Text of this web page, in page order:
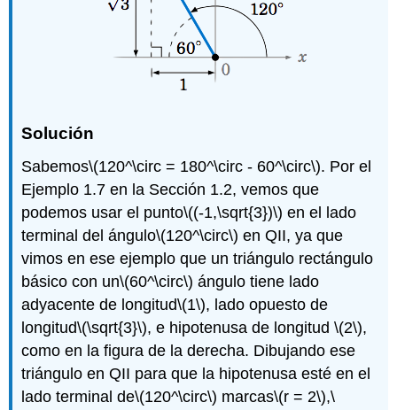
Solución
Sabemos\(120^\circ = 180^\circ - 60^\circ\). Por el
Ejemplo 1.7 en la Sección 1.2, vemos que
podemos usar el punto\((-1,\sqrt{3})\) en el lado
terminal del ángulo\(120^\circ\) en QII, ya que
vimos en ese ejemplo que un triángulo rectángulo
básico con un\(60^\circ\) ángulo tiene lado
adyacente de longitud\(1\), lado opuesto de
longitud\(\sqrt{3}\), e hipotenusa de longitud\(2\),
como en la figura de la derecha. Dibujando ese
triángulo en QII para que la hipotenusa esté en el
lado terminal de\(120^\circ\) marcas\(r = 2\),\